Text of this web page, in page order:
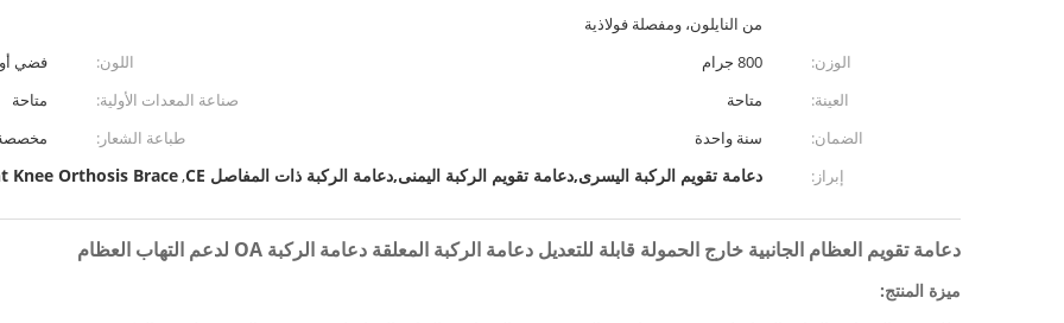
من النايلون، ومفصلة فولاذية
الوزن: 800 جرام اللون:
فضي
العينة:
متاحة صناعة المعدات الأولية:
متاحة
الضمان:
سنة واحدة طباعة الشعار:
إبراز:
دعامة تقويم الركبة اليسرى,دعامة تقويم الركبة اليمنى,دعامة الركبة ذات المفاصل CE ,
Knee Orthosis Brace
دعامة تقويم العظام الجانبية خارج الحمولة قابلة للتعديل دعامة الركبة المعلقة دعامة الركبة OA لدعم التهاب العظام
ميزة المنتج: